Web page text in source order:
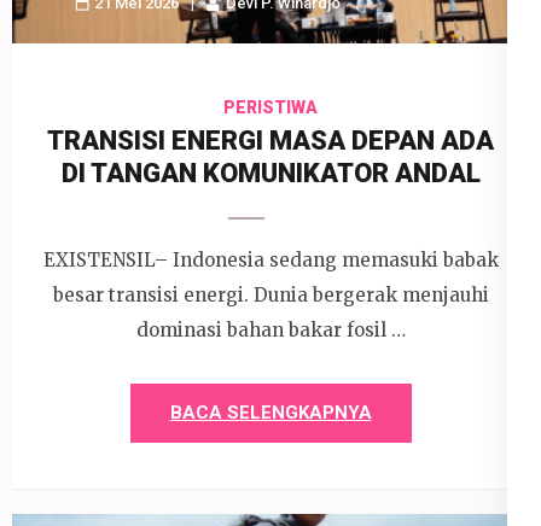
PERISTIWA
TRANSISI ENERGI MASA DEPAN ADA
DI TANGAN KOMUNIKATOR ANDAL
EXISTENSIL– Indonesia sedang memasuki babak
besar transisi energi. Dunia bergerak menjauhi
dominasi bahan bakar fosil …
BACA SELENGKAPNYA